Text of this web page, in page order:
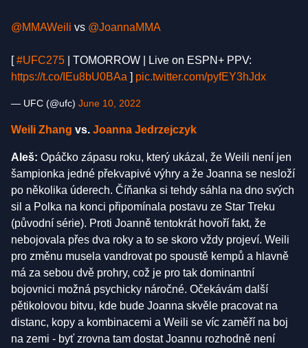
@MMAWeili vs @JoannaMMA
[#UFC275 | TOMORROW | Live on ESPN+ PPV:
https://t.co/IEu8bU0BAa ] pic.twitter.com/pyfEY3hJdx
— UFC (@ufc) June 10, 2022
Weili Zhang vs. Joanna Jedrzejczyk
Aleš: Opáčko zápasu roku, který ukázal, že Weili není jen
šampionka jedné překvapivé výhry a že Joanna se nesloží
po několika úderech. Číňanka si tehdy sáhla na dno svých
sil a Polka na konci připomínala postavu ze Star Treku
(původní série). Proti Joanně tentokrát hovoří fakt, že
nebojovala přes dva roky a to se skoro vždy projeví. Weili
pro změnu musela vandrovat po spoustě kempů a hlavně
má za sebou dvě prohry, což je pro tak dominantní
bojovnici možná psychicky náročné. Očekávám další
pětikolovou bitvu, kde bude Joanna skvěle pracovat na
distanc, kopy a kombinacemi a Weili se víc zaměří na boj
na zemi - byť zrovna tam dostat Joannu rozhodně není